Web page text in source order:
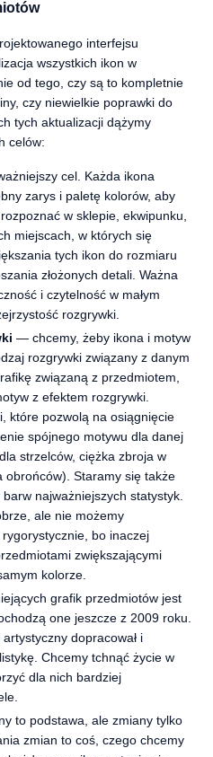
interfejsu
wszystkich ikon w
od tego, czy są to kompletnie
czy niewielkie poprawki do
tych aktualizacji dążymy
celów:
cel. Każda ikona
zarys i paletę kolorów, aby
w sklepie, ekwipunku,
miejscach, w których się
tych ikon do rozmiaru
złożonych detali. Ważna
i czytelność w małym
rozgrywki.
— chcemy, żeby ikona i motyw
rozgrywki związany z danym
związaną z przedmiotem,
z efektem rozgrywki.
które pozwolą na osiągnięcie
spójnego motywu dla danej
strzelców, ciężka zbroja w
obrońców). Staramy się także
najważniejszych statystyk.
ale nie możemy
bo inaczej
zwiększającymi
kolorze.
grafik przedmiotów jest
one jeszcze z 2009 roku.
dopracował i
Chcemy tchnąć życie w
dla nich bardziej
to podstawa, ale zmiany tylko
zmian to coś, czego chcemy